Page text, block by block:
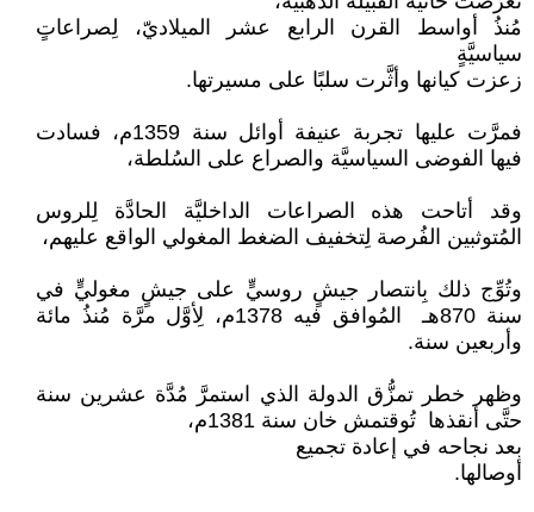
مُنذُ أواسط القرن الرابع عشر الميلاديّ، لِصراعاتٍ
سياسيَّةٍ
زعزت كيانها وأثَّرت سلبًا على مسيرتها.
فمرَّت عليها تجربة عنيفة أوائل سنة 1359م، فسادت
فيها الفوضى السياسيَّة والصراع على السُلطة،
وقد أتاحت هذه الصراعات الداخليَّة الحادَّة لِلروس
المُتوثبين الفُرصة لِتخفيف الضغط المغولي الواقع عليهم،
وتُوِّج ذلك بِانتصار جيشٍ روسيٍّ على جيشٍ مغوليٍّ في
سنة 870هـ المُوافق فيه 1378م، لِأوَّل مرَّة مُنذُ مائة
وأربعين سنة.
وظهر خطر تمزُّق الدولة الذي استمرَّ مُدَّة عشرين سنة
حتَّى أنقذها تُوقتمش خان سنة 1381م،
بعد نجاحه في إعادة تجميع
أوصالها.